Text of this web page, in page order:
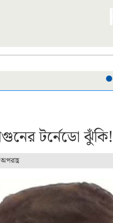
টর্নেডো ঝুঁকি!